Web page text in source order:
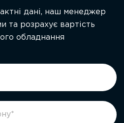
дані, наш менеджер
та розрахує вартість
обладнання